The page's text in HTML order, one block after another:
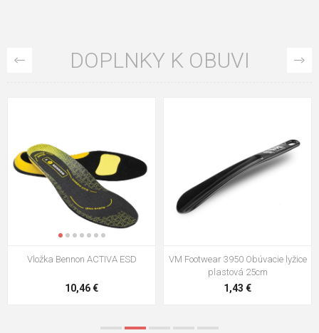
DOPLNKY K OBUVI
VM Footwear 3009 Vkladacia
5,21 €
VM Footwear 3102 Šnúrky ploché
0,79 €